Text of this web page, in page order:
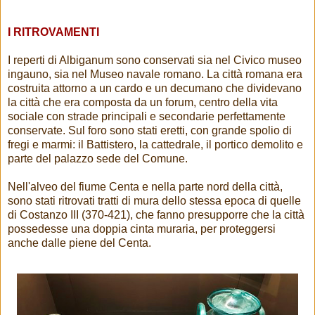
I RITROVAMENTI
I reperti di Albiganum sono conservati sia nel Civico museo
ingauno, sia nel Museo navale romano. La città romana era
costruita attorno a un cardo e un decumano che dividevano
la città che era composta da un forum, centro della vita
sociale con strade principali e secondarie perfettamente
conservate. Sul foro sono stati eretti, con grande spolio di
fregi e marmi: il Battistero, la cattedrale, il portico demolito e
parte del palazzo sede del Comune.
Nell'alveo del fiume Centa e nella parte nord della città,
sono stati ritrovati tratti di mura dello stessa epoca di quelle
di Costanzo III (370-421), che fanno presupporre che la città
possedesse una doppia cinta muraria, per proteggersi
anche dalle piene del Centa.